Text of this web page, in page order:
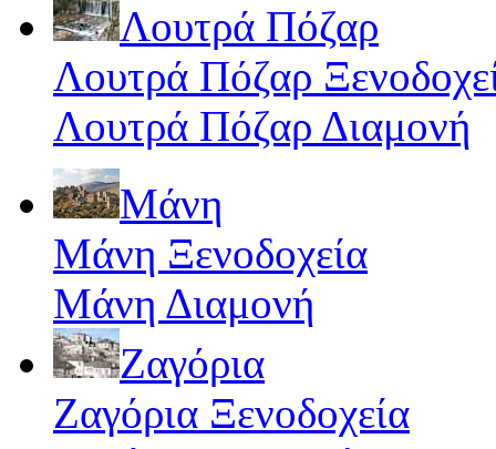
Λουτρά Πόζαρ
Λουτρά Πόζαρ
Λουτρά Πόζαρ Διαμονή
Μάνη
Μάνη Ξενοδοχεία
Μάνη Διαμονή
Ζαγόρια
Ζαγόρια Ξενοδοχεία